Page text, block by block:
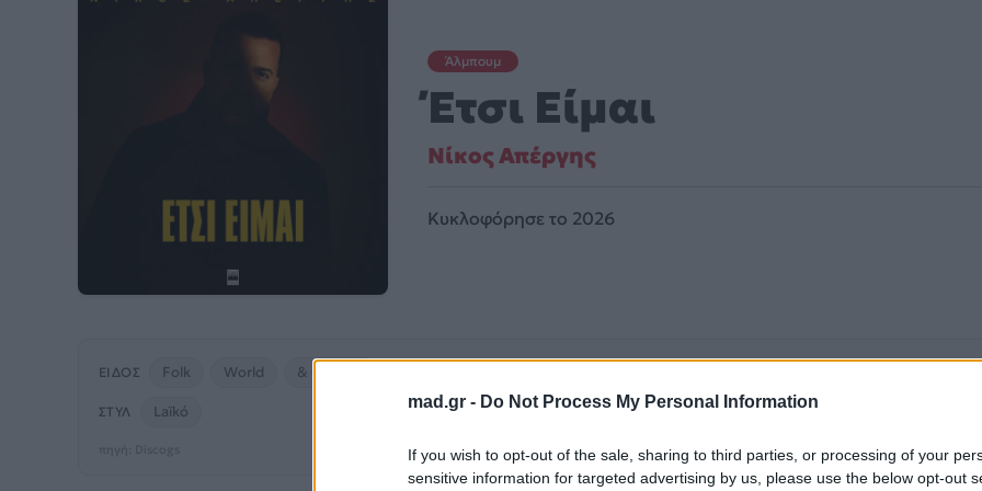
mad.gr - Do Not Process My Personal Information
If you wish to opt-out of the sale, sharing to third parties, or processing of your
sensitive information for targeted advertising by us, please use the below opt-out
Άλμπουμ
Έτσι Είμαι
Νίκος Απέργης
Κυκλοφόρησε το 2026
ΕΊΔΟΣ Folk World & Country
ΣΤΥΛ Laïkó